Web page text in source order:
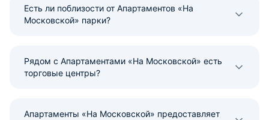
Есть ли поблизости от Апартаментов «На
Московской» парки?
Рядом с Апартаментами «На Московской» есть
торговые центры?
Апартаменты «На Московской» предоставляет